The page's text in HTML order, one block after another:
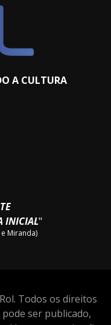
A CULTURA
INICIAL"
Miranda)
Todos os direitos
ser publicado,